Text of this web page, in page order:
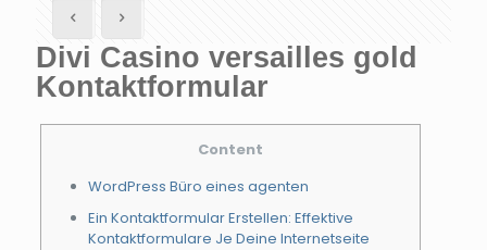
Divi Casino versailles gold
Kontaktformular
Content
WordPress Büro eines agenten
Ein Kontaktformular Erstellen: Effektive
Kontaktformulare Je Deine Internetseite